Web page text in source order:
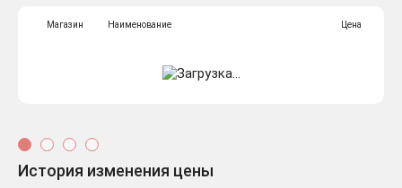
Магазин Наименование Цена
История изменения цены